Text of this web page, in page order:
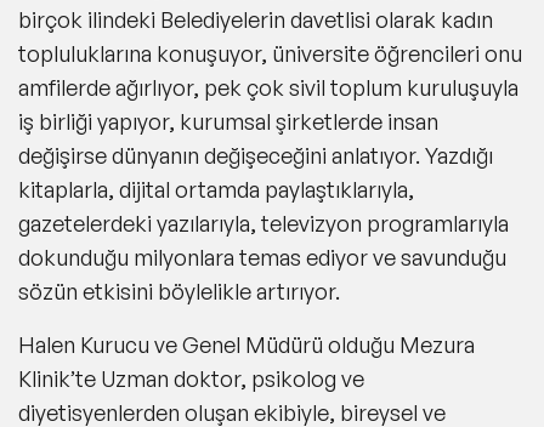
birçok ilindeki Belediyelerin davetlisi olarak kadın
topluluklarına konuşuyor, üniversite öğrencileri onu
amfilerde ağırlıyor, pek çok sivil toplum kuruluşuyla
iş birliği yapıyor, kurumsal şirketlerde insan
değişirse dünyanın değişeceğini anlatıyor. Yazdığı
kitaplarla, dijital ortamda paylaştıklarıyla,
gazetelerdeki yazılarıyla, televizyon programlarıyla
dokunduğu milyonlara temas ediyor ve savunduğu
sözün etkisini böylelikle artırıyor.
Halen Kurucu ve Genel Müdürü olduğu Mezura
Klinik’te Uzman doktor, psikolog ve
diyetisyenlerden oluşan ekibiyle, bireysel ve